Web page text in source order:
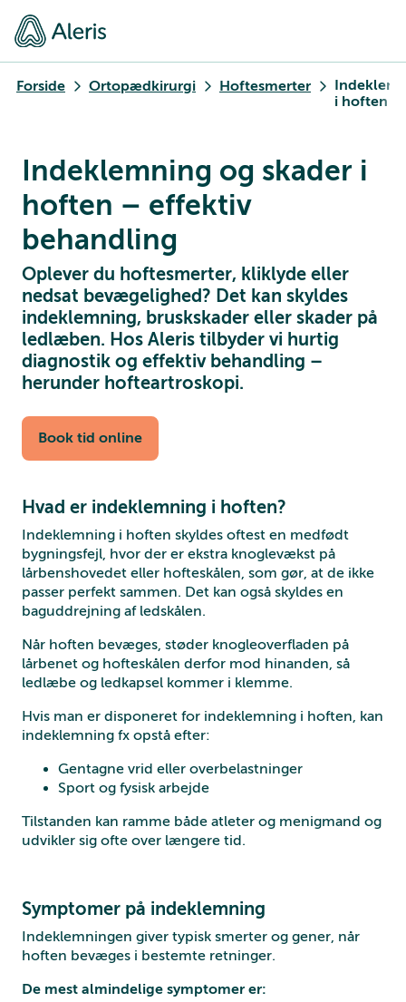
Forside Ortopædkirurgi Hoftesmerter
i hoften
Indeklemning og skader i
hoften – effektiv
behandling
Oplever du hoftesmerter, kliklyde eller
nedsat bevægelighed? Det kan skyldes
indeklemning, bruskskader eller skader på
ledlæben. Hos Aleris tilbyder vi hurtig
diagnostik og effektiv behandling –
herunder hofteartroskopi.
Book tid online
Hvad er indeklemning i hoften?
Indeklemning i hoften skyldes oftest en medfødt
bygningsfejl, hvor der er ekstra knoglevækst på
lårbenshovedet eller hofteskålen, som gør, at de ikke
passer perfekt sammen. Det kan også skyldes en
baguddrejning af ledskålen.
Når hoften bevæges, støder knogleoverfladen på
lårbenet og hofteskålen derfor mod hinanden, så
ledlæbe og ledkapsel kommer i klemme.
Hvis man er disponeret for indeklemning i hoften, kan
indeklemning fx opstå efter:
Gentagne vrid eller overbelastninger
Sport og fysisk arbejde
Tilstanden kan ramme både atleter og menigmand og
udvikler sig ofte over længere tid.
Symptomer på indeklemning
Indeklemningen giver typisk smerter og gener, når
hoften bevæges i bestemte retninger.
De mest almindelige symptomer er: